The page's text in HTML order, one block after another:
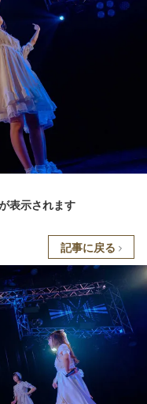
表示されます
記事に戻る